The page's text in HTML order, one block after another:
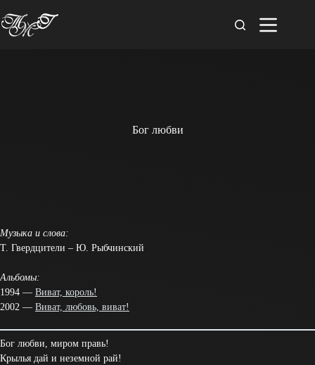
к
сути
Бог любви
Музыка и слова:
Т. Гвердцители – Ю. Рыбчинский
Альбомы:
1994 — Виват, король!
2002 — Виват, любовь, виват!
Бог любви, миром правь!
Крылья дай и неземной рай!